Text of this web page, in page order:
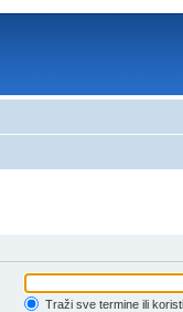
Traži sve termine ili